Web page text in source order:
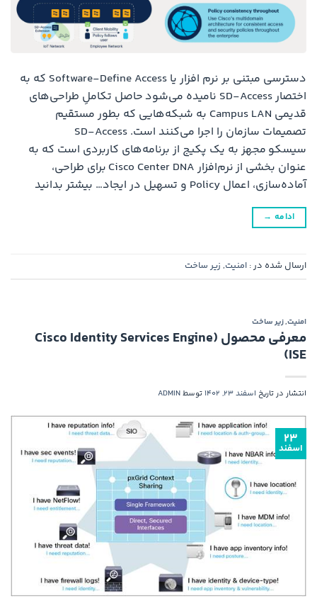
دسترسی مبتنی بر نرم افزار یا Software-Define Access که به
اختصار SD-Access نامیده می‌شود حاصل تکاملِ طراحی‌های
قدیمی Campus LAN به شبکه‌هایی که بطور مستقیم
تصمیمات سازمان را اجرا می‌کنند است. SD-Access
سیسکو مجهز به یک پکیج از برنامه‌های کاربردی است که به
عنوان بخشی از نرم‌افزار Cisco Center DNA برای طراحی،
آماده‌سازی، اعمال Policy و تسهیل در ایجاد… بیشتر بدانید
ادامه →
ارسال شده در : امنیت, زیر ساخت
امنیت,زیر ساخت
معرفی محصول (Cisco Identity Services Engine
(ISE
انتشار در تاریخ اسفند 23, 1402 توسطADMIN
۲۳
اسفند